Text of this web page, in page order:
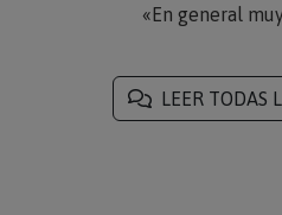
«En general
LEER TODAS